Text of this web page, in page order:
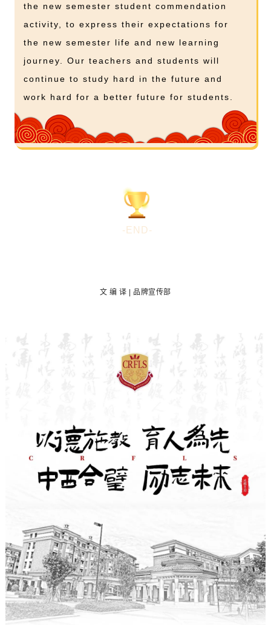
the new semester student commendation
activity, to express their expectations for
the new semester life and new learning
journey. Our teachers and students will
continue to study hard in the future and
work hard for a better future for students.
-END-
文 编 译 | 品牌宣传部